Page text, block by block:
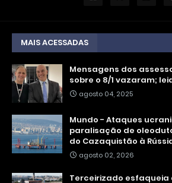
MAIS ACESSADAS
Mensagens dos
sobre o 8/1 vazaram;
agosto 04, 2025
Mundo - Ataques
paralisação de
do Cazaquistão à
agosto 02, 2026
Terceirizado esfaqueia